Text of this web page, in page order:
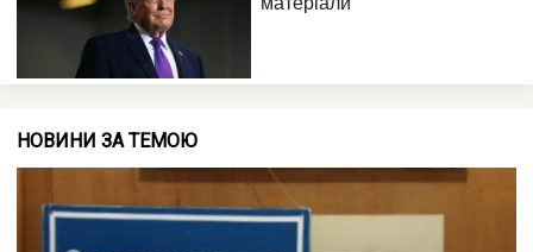
НОВИНИ ЗА ТЕМОЮ